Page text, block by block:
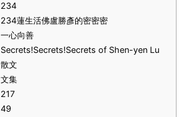
234
234蓮生活佛盧勝彥的密密密
一心向善
Secrets!Secrets!Secrets of Shen-yen Lu
散文
文集
217
49